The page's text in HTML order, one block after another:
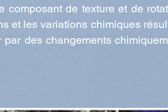
composant de texture et de
et les variations chimiques
par des changements